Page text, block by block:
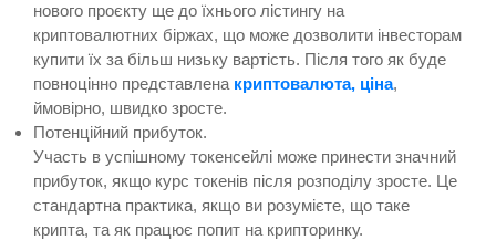
нового проєкту ще до їхнього лістингу на
криптовалютних біржах, що може дозволити інвесторам
купити їх за більш низьку вартість. Після того як буде
повноцінно представлена криптовалюта, ціна,
ймовірно, швидко зросте.
Потенційний прибуток.
Участь в успішному токенсейлі може принести значний
прибуток, якщо курс токенів після розподілу зросте. Це
стандартна практика, якщо ви розумієте, що таке
крипта, та як працює попит на крипторинку.